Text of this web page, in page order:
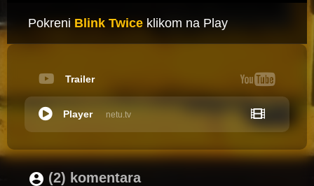
Pokreni Blink Twice klikom na Play
Trailer
netu.tv
Player
(2) komentara